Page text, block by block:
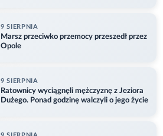
9 SIERPNIA
Marsz przeciwko przemocy przeszedł przez
Opole
9 SIERPNIA
Ratownicy wyciągnęli mężczyznę z Jeziora
Dużego. Ponad godzinę walczyli o jego życie